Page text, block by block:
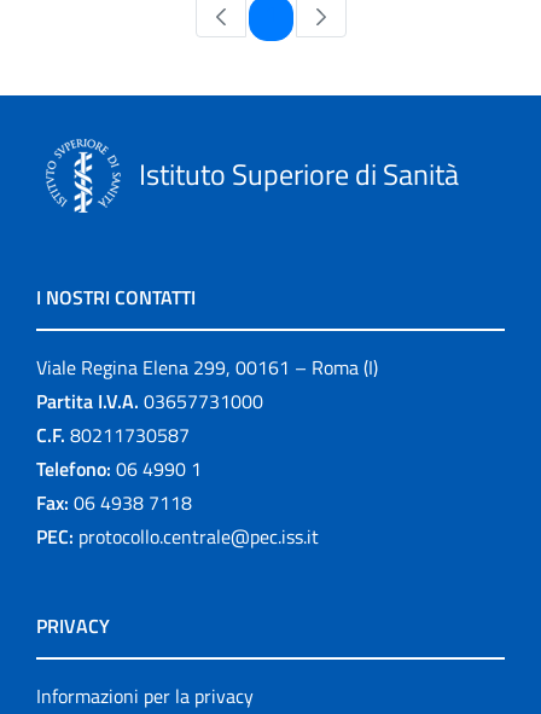
Pagina
Istituto Superiore di Sanità
I NOSTRI CONTATTI
Viale Regina Elena 299, 00161 – Roma (I)
Partita I.V.A. 03657731000
C.F. 80211730587
Telefono: 06 4990 1
Fax: 06 4938 7118
PEC: protocollo.centrale@pec.iss.it
PRIVACY
Informazioni per la privacy